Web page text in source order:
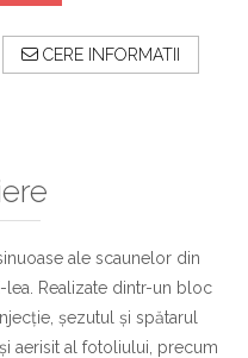
CERE INFORMATII
ale scaunelor din
lea. Realizate dintr-un bloc
șezutul și spătarul
aerisit al fotoliului, precum